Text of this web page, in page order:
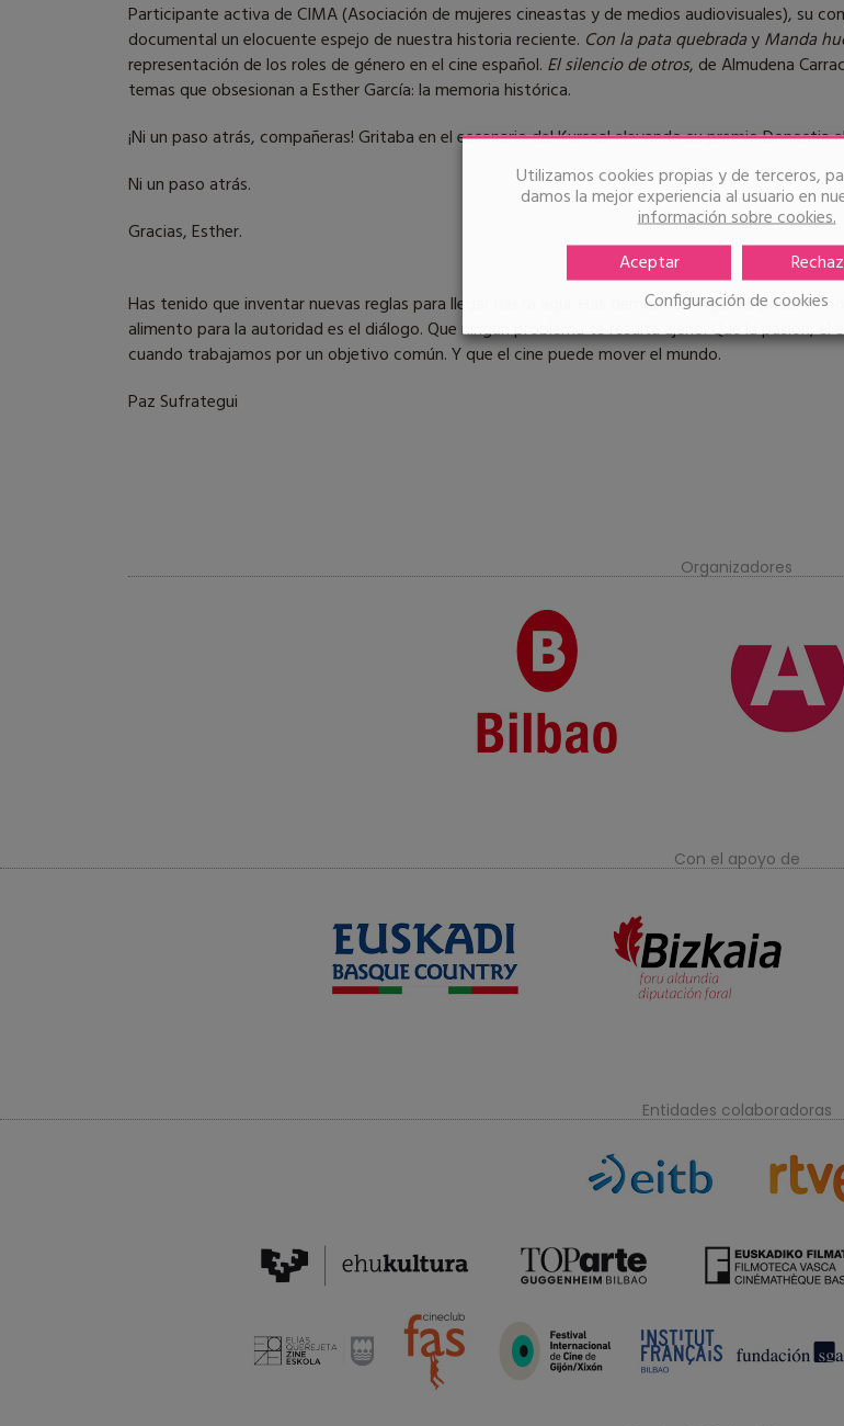
Participante activa de CIMA (Asociación de mujeres cineastas y de medios audiovisuales), su
documental un elocuente espejo de nuestra historia reciente. Con la pata quebradayManda
representación de los roles de género en el cine español. El silencio de otros, de Almudena
temas que obsesionan a Esther García: la memoria histórica.
¡Ni un paso atrás, compañeras! Gritaba en el escenario del Kursaal elevando su premio Donostia
Ni un paso atrás.
Gracias, Esther.
Has tenido que inventar nuevas reglas para llegar hasta aquí. Has demostrado que es posible
alimento para la autoridad es el diálogo. Que ningún problema te resulta ajeno. Que la pasión,
cuando trabajamos por un objetivo común. Y que el cine puede mover el mundo.
Paz Sufrategui
Organizadores
Con el apoyo de
Entidades colaboradoras
Utilizamos cookies propias y de terceros,
damos la mejor experiencia al usuario en
información sobre cookies.
Aceptar
Configuración de cookies